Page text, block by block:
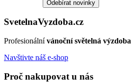
SvetelnaVyzdoba.cz
Profesionálnívánoční světelná výzdoba
Navštivte náš e-shop
Proč nakupovat u nás